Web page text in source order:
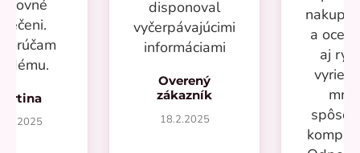
disponoval
vyčerpávajúcimi
informáciami
Overený
zákazník
18.2.2025
a
aj